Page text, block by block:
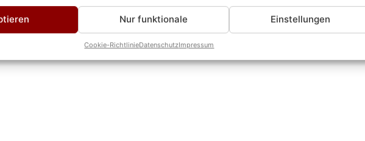
Nur funktionale Einstellungen
Cookie-RichtlinieDatenschutzImpressum